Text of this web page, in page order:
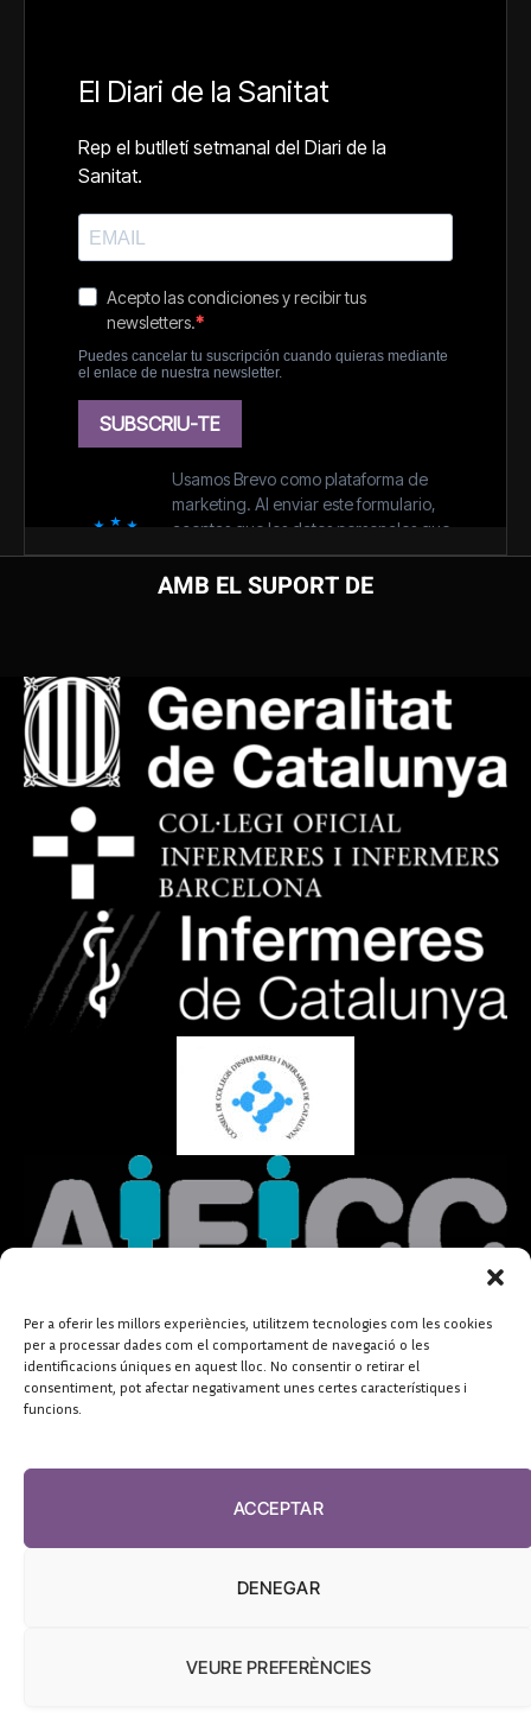
Per a oferir les millors experiències, utilitzem tecnologies com les cookies
per a processar dades com el comportament de navegació o les
identificacions úniques en aquest lloc. No consentir o retirar el
consentiment, pot afectar negativament unes certes característiques i
funcions.
ACCEPTAR
DENEGAR
VEURE PREFERÈNCIES
AMB EL SUPORT DE